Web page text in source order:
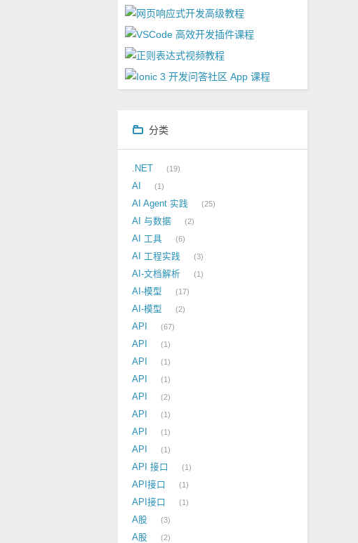
分类
.NET 19
AI 1
AI Agent 实践 25
AI 与数据 2
AI 工具 6
AI 工程实践 3
AI-文档解析 1
AI-模型 17
AI-模型 2
API 67
API 1
API 1
API 1
API 2
API 1
API 1
API 1
API 接口 1
API接口 1
API接口 1
A股 3
A股 2